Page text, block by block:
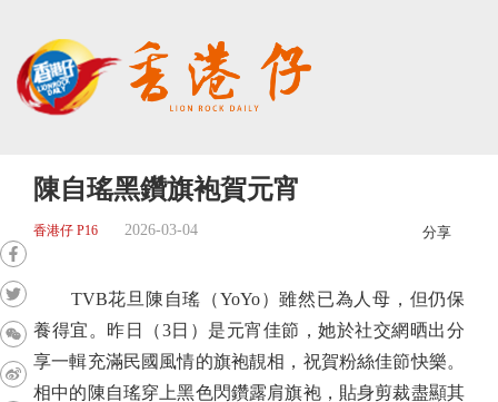
陳自瑤黑鑽旗袍賀元宵
香港仔 P16 2026-03-04 分享
TVB花旦陳自瑤（YoYo）雖然已為人母，但仍保
養得宜。昨日（3日）是元宵佳節，她於社交網晒出分
享一輯充滿民國風情的旗袍靚相，祝賀粉絲佳節快樂。
相中的陳自瑤穿上黑色閃鑽露肩旗袍，貼身剪裁盡顯其